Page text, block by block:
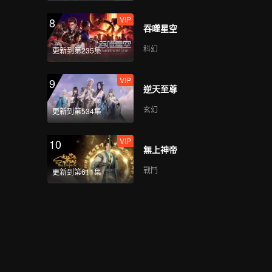
8
更新到第235集
VIP
吞噬星空
科幻
9
更新到第534集
VIP
逆天至尊
玄幻
10
更新到第611集
VIP
無上神帝
戰鬥